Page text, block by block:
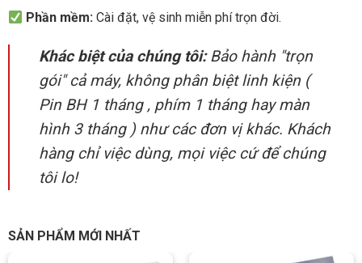
16 luồng xử lý
Xung nhịp tối đa lên tới4.5GHz
Cấu trúc này mang lại hiệu quả xử lý vượt trội trong cả tác vụ
đa nhiệm lẫn xử lý đơn nhân như các phần mềm thiết kế
Adobe, AutoCAD, Revit hay SolidWorks.
Dù không phải i7 hay i9, nhưng
các công việc kỹ thuật – đồ họa nặng một cách mượt mà,
Phần mềm: Cài đặt, vệ sinh miễn phí trọn đời.
Khác biệt của chúng tôi:Bảo hành "trọn
gói" cả máy, không phân biệt linh kiện (
Pin BH 1 tháng , phím 1 tháng hay màn
hình 3 tháng ) như các đơn vị khác. Khách
hàng chỉ việc dùng, mọi việc cứ để chúng
tôi lo!
SẢN PHẨM MỚI NHẤT